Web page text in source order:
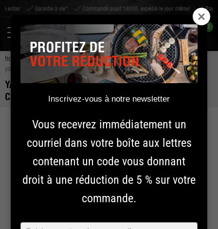
Garantie à vie* Commandé avant 14h00, expédié le jour même! Payer
0
home accessoires accessoires pour barbecue
outils de bbq
yakiniku kamado grattoir à cendres | compact | mini
YAKINIKU KAMADO GRATTOIR À CENDRES |
COMPACT | MINIInscrivez-vous à notre newsletter
Vous recevrez immédiatement un
courriel dans votre boîte aux lettres
contenant un code vous donnant
droit à une réduction de 5 % sur votre
commande.
Typ